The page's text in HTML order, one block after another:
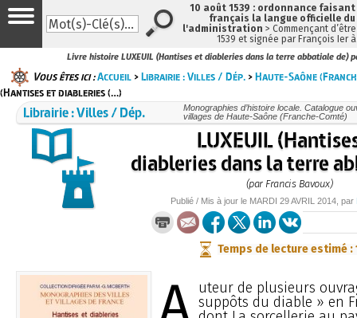
Livre histoire LUXEUIL (Hantises et diableries dans la terre abbatiale de)
Vous êtes ici :Accueil >Librairie : Villes / Dép. >Haute-Saône
(Hantises et diableries (…)
Librairie : Villes / Dép.
Monographies d’histoire locale. Catalogue
villages de Haute-Saône (Franche-Comté)
LUXEUIL
diableries dans la terre
(par Francis Bavoux)
Publié / Mis à jour le MARDI 29 AVRIL 2014 , par
Temps de lecture estimé :
uteur de plusieurs
suppôts du diable » en
10 août 1539 : ordonnance
français la langue officielle
l'administration > Commençant
1539 et signée par François Ier